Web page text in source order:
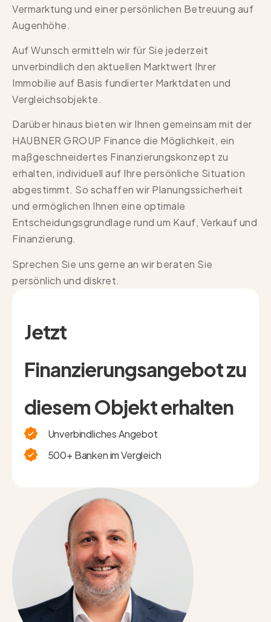
Vermarktung und einer persönlichen Betreuung auf
Augenhöhe.
Auf Wunsch ermitteln wir für Sie jederzeit
unverbindlich den aktuellen Marktwert Ihrer
Immobilie auf Basis fundierter Marktdaten und
Vergleichsobjekte.
Darüber hinaus bieten wir Ihnen gemeinsam mit der
HAUBNER GROUP Finance die Möglichkeit, ein
maßgeschneidertes Finanzierungskonzept zu
erhalten, individuell auf Ihre persönliche Situation
abgestimmt. So schaffen wir Planungssicherheit
und ermöglichen Ihnen eine optimale
Entscheidungsgrundlage rund um Kauf, Verkauf und
Finanzierung.
Sprechen Sie uns gerne an wir beraten Sie
persönlich und diskret.
Jetzt
Finanzierungsangebot zu
diesem Objekt erhalten
Unverbindliches Angebot
500+ Banken im Vergleich